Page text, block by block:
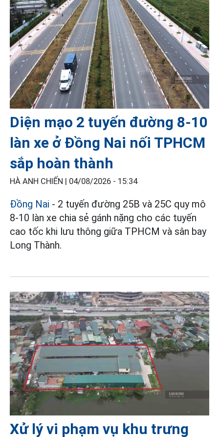
Diện mạo 2 tuyến đường 8-10
làn xe ở Đồng Nai nối TPHCM
sắp hoàn thành
HÀ ANH CHIẾN | 04/08/2026 - 15:34
Đồng Nai - 2 tuyến đường 25B và 25C quy mô
8-10 làn xe chia sẻ gánh nặng cho các tuyến
cao tốc khi lưu thông giữa TPHCM và sân bay
Long Thành.
Xử lý vi phạm vụ khu trưng